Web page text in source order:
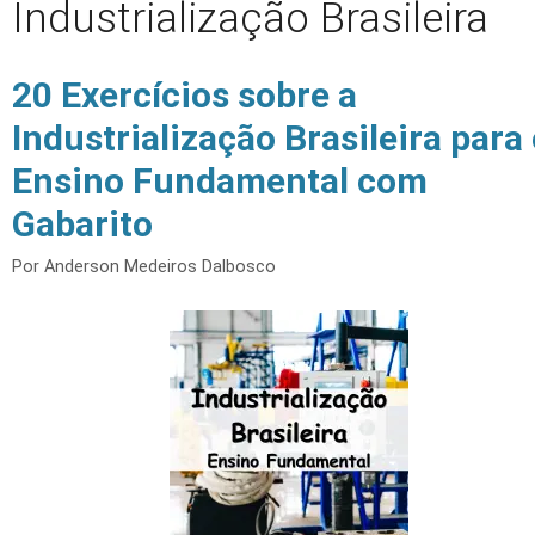
Industrialização Brasileira
20 Exercícios sobre a
Industrialização Brasileira para
Ensino Fundamental com
Gabarito
Por Anderson Medeiros Dalbosco